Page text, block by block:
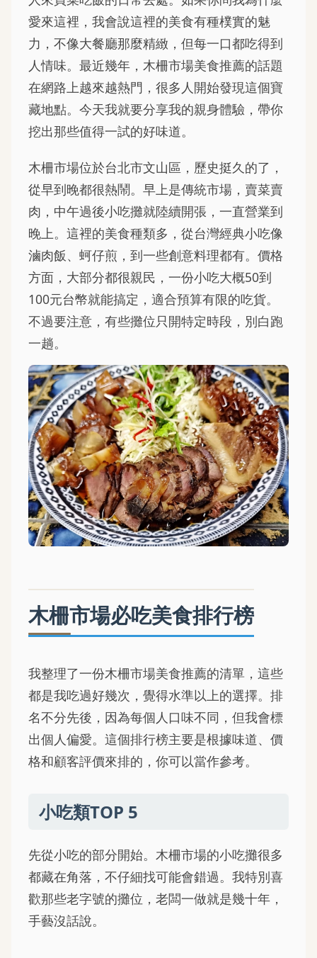
愛來這裡，我會說這裡的美食有種樸實的魅
力，不像大餐廳那麼精緻，但每一口都吃得到
人情味。最近幾年，木柵市場美食推薦的話題
在網路上越來越熱門，很多人開始發現這個寶
藏地點。今天我就要分享我的親身體驗，帶你
挖出那些值得一試的好味道。
木柵市場位於台北市文山區，歷史挺久的了，
從早到晚都很熱鬧。早上是傳統市場，賣菜賣
肉，中午過後小吃攤就陸續開張，一直營業到
晚上。這裡的美食種類多，從台灣經典小吃像
滷肉飯、蚵仔煎，到一些創意料理都有。價格
方面，大部分都很親民，一份小吃大概50到
100元台幣就能搞定，適合預算有限的吃貨。
不過要注意，有些攤位只開特定時段，別白跑
一趟。
木柵市場必吃美食排行榜
我整理了一份木柵市場美食推薦的清單，這些
都是我吃過好幾次，覺得水準以上的選擇。排
名不分先後，因為每個人口味不同，但我會標
出個人偏愛。這個排行榜主要是根據味道、價
格和顧客評價來排的，你可以當作參考。
小吃類TOP 5
先從小吃的部分開始。木柵市場的小吃攤很多
都藏在角落，不仔細找可能會錯過。我特別喜
歡那些老字號的攤位，老闆一做就是幾十年，
手藝沒話說。